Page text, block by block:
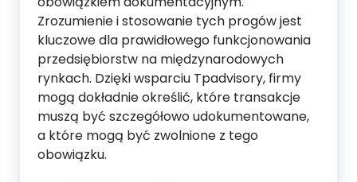
Zrozumienie i stosowanie tych progów jest
kluczowe dla prawidłowego funkcjonowania
przedsiębiorstw na międzynarodowych
rynkach. Dzięki wsparciu Tpadvisory, firmy
mogą dokładnie określić, które transakcje
muszą być szczegółowo udokumentowane,
a które mogą być zwolnione z tego
obowiązku.